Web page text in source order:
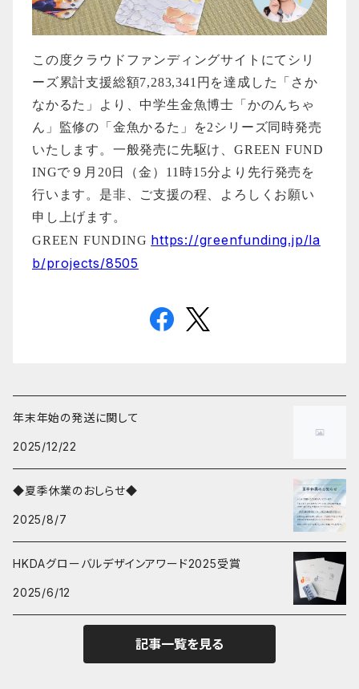
この度クラウドファンディングサイトにてシリ
ーズ累計支援総額7,283,341円を達成した「さか
なかるた」より、中学生金魚博士「かのんちゃ
ん」監修の「金魚かるた」を2シリーズ同時発売
いたします。一般発売に先駆け、GREEN FUND
INGで９月20日（金）11時15分より先行発売を
行います。是非、ご支援の程、よろしくお願い
申し上げます。
GREEN FUNDING https://greenfunding.jp/la
b/projects/8505
年末年始の発送に関して
2025/12/22
◆夏季休業のおしらせ◆
2025/8/7
HKDAグローバルデザインアワード2025受賞
2025/6/12
記事一覧を見る